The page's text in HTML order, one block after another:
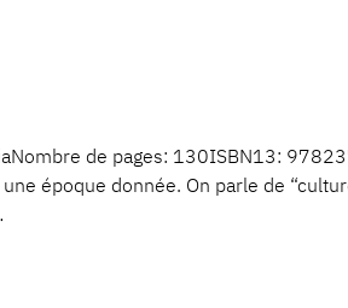
de pages: 130ISBN13:
époque donnée. On parle de